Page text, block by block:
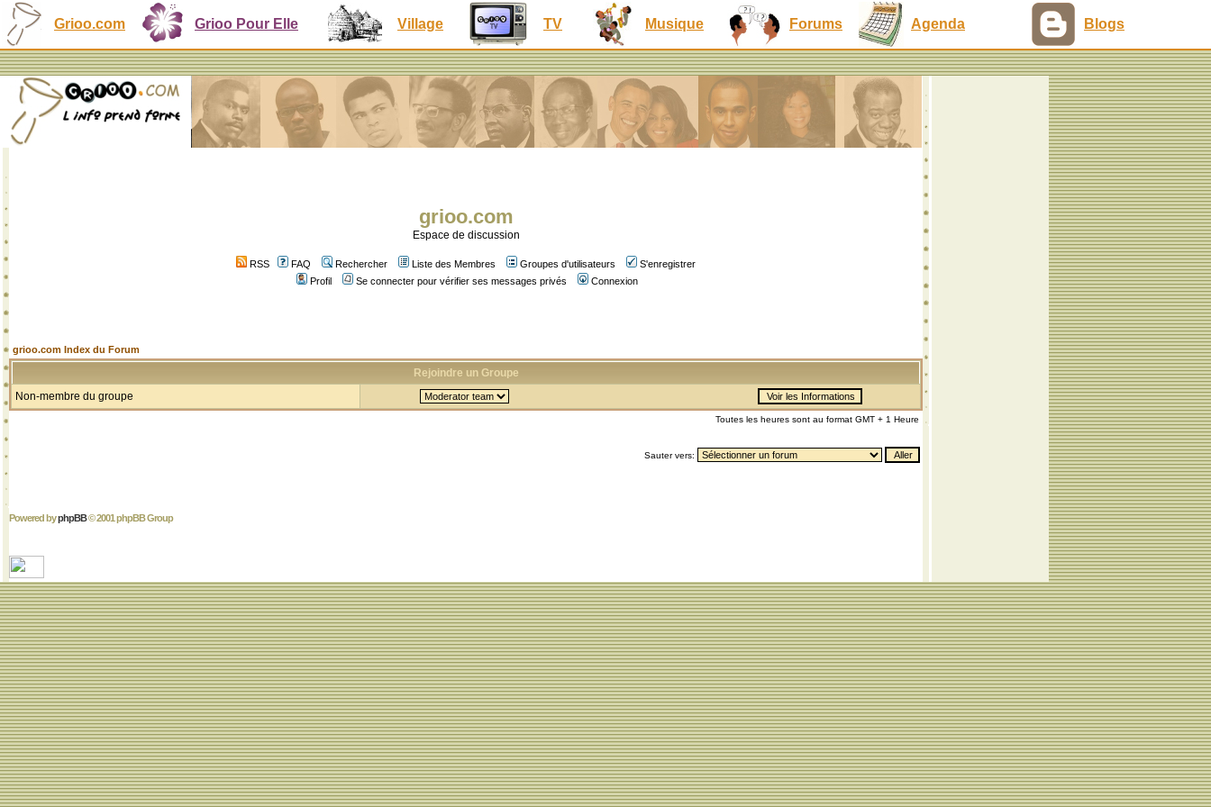
Grioo.com Grioo Pour Elle Village TV Musique Forums Agenda Blogs
grioo.com
Espace de discussion
RSS FAQ Rechercher Liste des Membres Groupes d'utilisateurs
S'enregistrer
Profil
Se connecter pour vérifier ses messages privés Connexion
grioo.com Index du Forum
Rejoindre un Groupe
Non-membre du groupe
Toutes les heures sont au format GMT + 1 Heure
Sauter vers:
Powered byphpBB© 2001 phpBB Group